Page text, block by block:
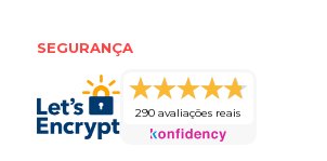
SEGURANÇA
290 avaliações reais